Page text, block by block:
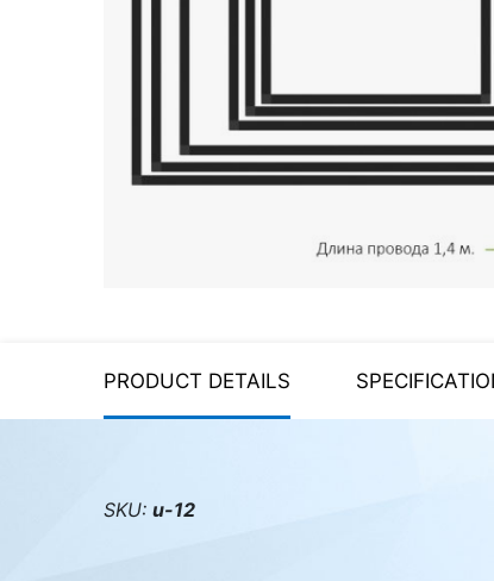
UPS Uninterruptible Power
Supply
Video surveillance
PRODUCT DETAILS
SKU: u-12